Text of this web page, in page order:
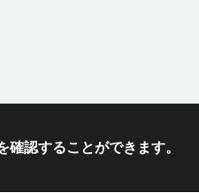
認することができます。